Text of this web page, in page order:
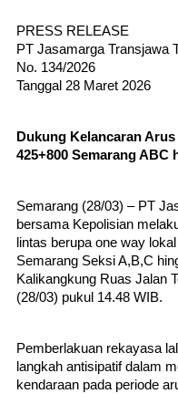
PRESS RELEASE
PT Jasamarga Transjawa
No. 134/2026
Tanggal 28 Maret 2026
Dukung Kelancaran
425+800 Semarang
Semarang (28/03) – PT
bersama Kepolisian
lintas berupa one way
Semarang Seksi A,B,C
Kalikangkung Ruas Jalan
(28/03) pukul 14.48 WIB.
Pemberlakuan rekayasa
langkah antisipatif dalam
kendaraan pada periode